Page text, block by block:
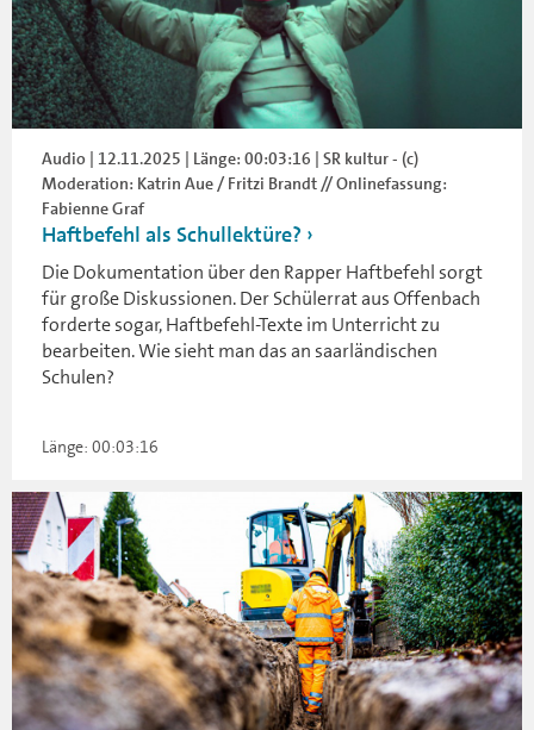
Audio | 12.11.2025 | Länge: 00:03:16 | SR kultur - (c)
Moderation: Katrin Aue / Fritzi Brandt // Onlinefassung:
Fabienne Graf
Haftbefehl als Schullektüre?
Die Dokumentation über den Rapper Haftbefehl sorgt
für große Diskussionen. Der Schülerrat aus Offenbach
forderte sogar, Haftbefehl-Texte im Unterricht zu
bearbeiten. Wie sieht man das an saarländischen
Schulen?
Länge: 00:03:16